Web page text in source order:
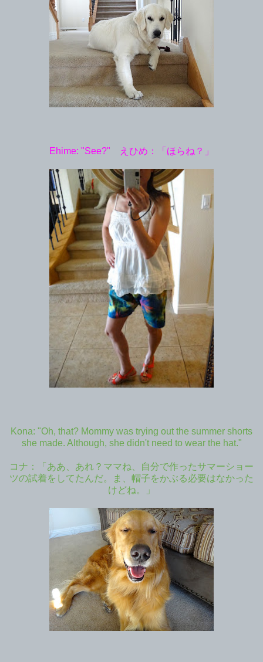
Ehime: "See?" えひめ：「ほらね？」
Kona: "Oh, that? Mommy was trying out the summer shorts
she made. Although, she didn't need to wear the hat."
コナ：「ああ、あれ？ママね、自分で作ったサマーショー
ツの試着をしてたんだ。ま、帽子をかぶる必要はなかった
けどね。」